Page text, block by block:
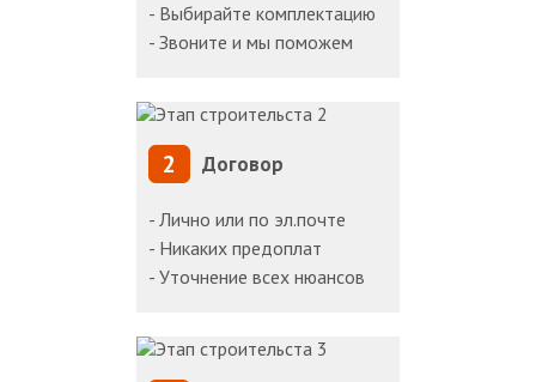
- Выбирайте комплектацию
- Звоните и мы поможем
2 Договор
- Лично или по эл.почте
- Никаких предоплат
- Уточнение всех нюансов